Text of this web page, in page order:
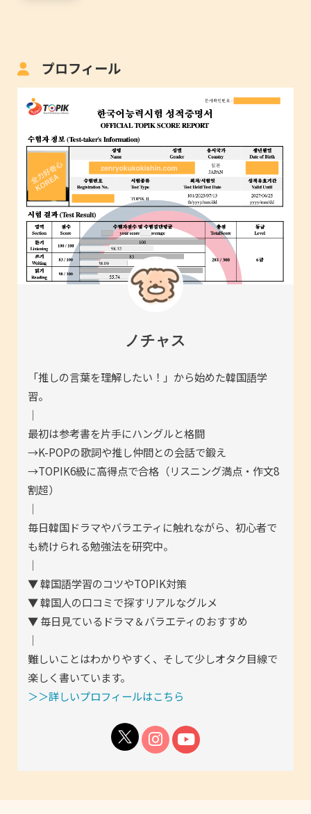
プロフィール
ノチャス
「推しの言葉を理解したい！」から始めた韓国語学
習。
｜
最初は参考書を片手にハングルと格闘
→K-POPの歌詞や推し仲間との会話で鍛え
→TOPIK6級に高得点で合格（リスニング満点・作文8
割超）
｜
毎日韓国ドラマやバラエティに触れながら、初心者で
も続けられる勉強法を研究中。
｜
▼ 韓国語学習のコツやTOPIK対策
▼ 韓国人の口コミで探すリアルなグルメ
▼ 毎日見ているドラマ＆バラエティのおすすめ
｜
難しいことはわかりやすく、そして少しオタク目線で
楽しく書いています。
＞＞詳しいプロフィールはこちら